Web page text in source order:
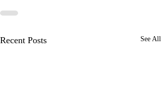
Recent Posts See All